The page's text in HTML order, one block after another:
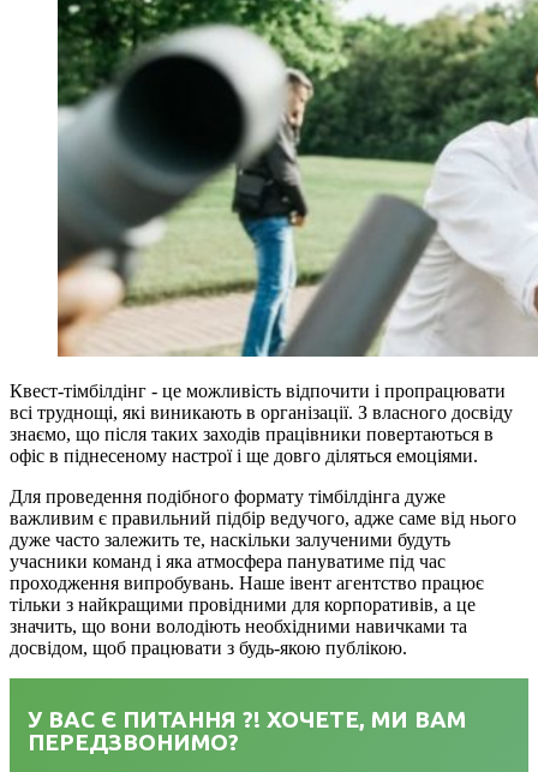
Квест-тімбілдінг - це можливість відпочити і пропрацювати
всі труднощі, які виникають в організації. З власного досвіду
знаємо, що після таких заходів працівники повертаються в
офіс в піднесеному настрої і ще довго діляться емоціями.
Для проведення подібного формату тімбілдінга дуже
важливим є правильний підбір ведучого, адже саме від нього
дуже часто залежить те, наскільки залученими будуть
учасники команд і яка атмосфера пануватиме під час
проходження випробувань. Наше івент агентство працює
тільки з найкращими провідними для корпоративів, а це
значить, що вони володіють необхідними навичками та
досвідом, щоб працювати з будь-якою публікою.
У ВАС Є ПИТАННЯ ?! ХОЧЕТЕ, МИ ВАМ
ПЕРЕДЗВОНИМО?